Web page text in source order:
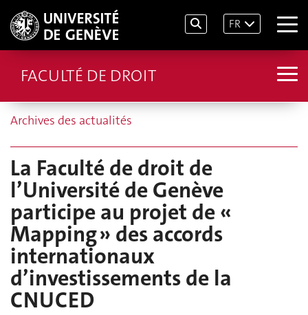
FR
FACULTÉ DE DROIT
Archives des actualités
La Faculté de droit de
l’Université de Genève
participe au projet de «
Mapping » des accords
internationaux
d’investissements de la
CNUCED